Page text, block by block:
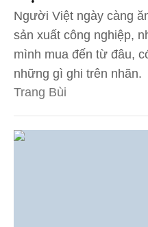
Người Việt ngày càng
sản xuất công nghiệp,
mình mua đến từ đâu,
những gì ghi trên nhãn.
Trang Bùi